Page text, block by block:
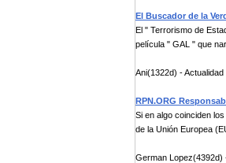
El Buscador de la
El " Terrorismo de
película " GAL " que
Ani(1322d) - Actualidad
RPN.ORG
Si en algo coinciden
de la Unión Europea
German Lopez(4392d)